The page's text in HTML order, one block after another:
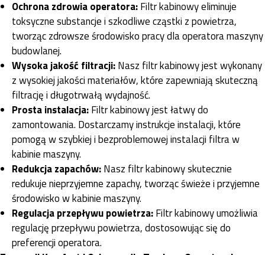
Ochrona zdrowia operatora:Filtr kabinowy eliminuje
toksyczne substancje i szkodliwe cząstki z powietrza,
tworząc zdrowsze środowisko pracy dla operatora maszyny
budowlanej.
Wysoka jakość filtracji:Nasz filtr kabinowy jest wykonany
z wysokiej jakości materiałów, które zapewniają skuteczną
filtrację i długotrwałą wydajność.
Prosta instalacja:Filtr kabinowy jest łatwy do
zamontowania. Dostarczamy instrukcje instalacji, które
pomogą w szybkiej i bezproblemowej instalacji filtra w
kabinie maszyny.
Redukcja zapachów:Nasz filtr kabinowy skutecznie
redukuje nieprzyjemne zapachy, tworząc świeże i przyjemne
środowisko w kabinie maszyny.
Regulacja przepływu powietrza:Filtr kabinowy umożliwia
regulację przepływu powietrza, dostosowując się do
preferencji operatora.